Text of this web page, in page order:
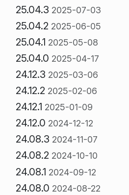
25.04.3 2025-07-03
25.04.2 2025-06-05
25.04.1 2025-05-08
25.04.0 2025-04-17
24.12.3 2025-03-06
24.12.2 2025-02-06
24.12.1 2025-01-09
24.12.0 2024-12-12
24.08.3 2024-11-07
24.08.2 2024-10-10
24.08.1 2024-09-12
24.08.0 2024-08-22